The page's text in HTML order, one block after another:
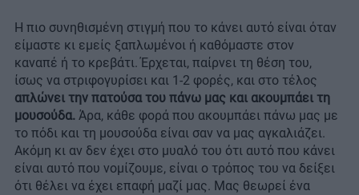
Η πιο συνηθισμένη στιγμή που το κάνει αυτό είναι όταν
είμαστε κι εμείς ξαπλωμένοι ή καθόμαστε στον
καναπέ ή το κρεβάτι. Έρχεται, παίρνει τη θέση του,
ίσως να στριφογυρίσει και 1-2 φορές, και στο τέλος
απλώνει την πατούσα του πάνω μας και ακουμπάει τη
μουσούδα. Άρα, κάθε φορά που ακουμπάει πάνω μας με
το πόδι και τη μουσούδα είναι σαν να μας αγκαλιάζει.
Ακόμη κι αν δεν έχει στο μυαλό του ότι αυτό που κάνει
είναι αυτό που νομίζουμε, είναι ο τρόπος του να δείξει
ότι θέλει να έχει επαφή μαζί μας. Μας θεωρεί ένα